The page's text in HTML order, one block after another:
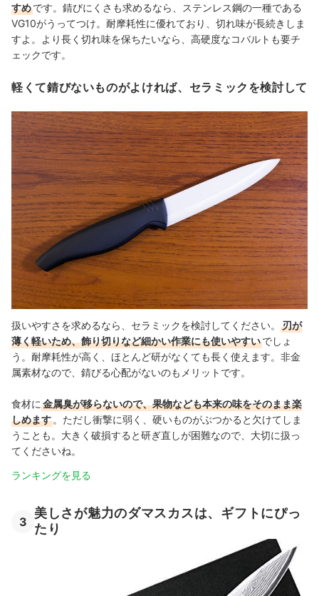
すめです。錆びにくさも求めるなら、ステンレス鋼の一種である
VG10がうってつけ。耐摩耗性に優れており、切れ味が長続きしま
すよ。より長く切れ味を保ちたいなら、高硬度なコバルトも要チ
ェックです。
軽くて錆びないものがよければ、セラミックを検討して
扱いやすさを求めるなら、セラミックを検討してください。
刃が
薄く軽いため、飾り切りなど細かい作業にも使いやすいでしょ
う。 耐摩耗性が高く、ほとんど研がなくても長く使えます。 非金
属素材なので、錆びる心配がないのもメリットです。
食材に 金属臭が移らないので、果物なども本来の味をそのまま楽
しめます 。ただし衝撃に弱く、硬いものがぶつかると欠けてしま
うことも。大きく破損すると研ぎ直しが困難なので、大切に扱っ
てくださいね。
ランキングを見る
3
美しさが魅力のダマスカスは、ギフトにぴっ
たり